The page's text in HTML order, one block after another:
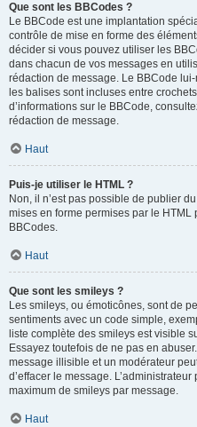
Que sont les BBCodes ?
Le BBCode est une implantation
contrôle de mise en forme des
décider si vous pouvez utiliser les
dans chacun de vos messages en
rédaction de message. Le BBCode
les balises sont incluses entre
d’informations sur le BBCode,
rédaction de message.
Haut
Puis-je utiliser le HTML ?
Non, il n’est pas possible de publier
mises en forme permises par le
BBCodes.
Haut
Que sont les smileys ?
Les smileys, ou émoticônes, sont de
sentiments avec un code simple,
liste complète des smileys est visible
Essayez toutefois de ne pas en
message illisible et un modérateur
d’effacer le message.
maximum de smileys par message.
Haut